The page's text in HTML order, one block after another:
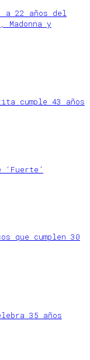
22 años del
Madonna y
cumple 43 años
que cumplen 30
35 años